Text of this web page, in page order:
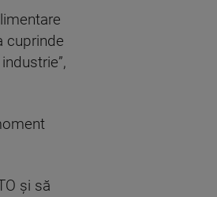
cuprinde
şi să